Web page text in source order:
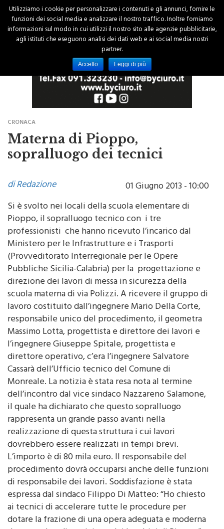
CRONACA
Materna di Pioppo,
sopralluogo dei tecnici
Si è svolto nei locali della scuola elementare di
Pioppo, il sopralluogo tecnico con i tre
professionisti che hanno ricevuto l’incarico dal
Ministero per le Infrastrutture e i Trasporti
(Provveditorato Interregionale per le Opere
Pubbliche Sicilia-Calabria) per la progettazione e
direzione dei lavori di messa in sicurezza della
scuola materna di via Polizzi. A ricevere il gruppo di
lavoro costituito dall’ingegnere Mario Della Corte,
responsabile unico del procedimento, il geometra
Massimo Lotta, progettista e direttore dei lavori e
l’ingegnere Giuseppe Spitale, progettista e
direttore operativo, c’era l’ingegnere Salvatore
Cassarà dell’Ufficio tecnico del Comune di
Monreale. La notizia è stata resa nota al termine
dell’incontro dal vice sindaco Nazzareno Salamone,
il quale ha dichiarato che questo sopralluogo
rappresenta un grande passo avanti nella
realizzazione di questa struttura i cui lavori
dovrebbero essere realizzati in tempi brevi.
L’importo è di 80 mila euro. Il responsabile del
procedimento dovrà occuparsi anche delle funzioni
di responsabile dei lavori. Soddisfazione è stata
espressa dal sindaco Filippo Di Matteo: “Ho chiesto
ai tecnici di accelerare tutte le procedure per
dotare la frazione di una opera adeguata e moderna
da metterla a disposizione dei bambini di Pioppo”.
Utilizziamo i cookie per personalizzare i contenuti e gli annunci, fornire le
funzioni dei social media e analizzare il nostro traffico. Inoltre forniamo
informazioni sul modo in cui utilizzi il nostro sito alle agenzie pubblicitarie,
agli istituti che eseguono analisi dei dati web e ai social media nostri
partner.
Accetto Leggi di più